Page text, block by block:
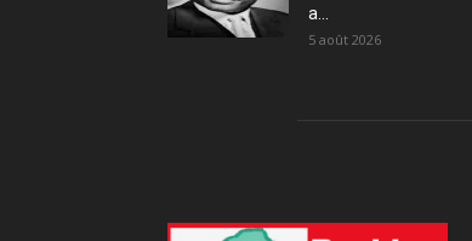
a...
5 août 2026